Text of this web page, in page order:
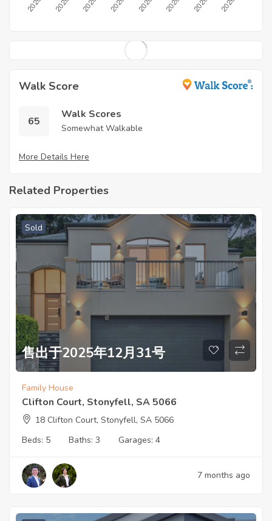
Walk Score
65
Walk Scores
Somewhat Walkable
More Details Here
Related Properties
Sold
售出于2025年12月31号
Family House
Clifton Court, Stonyfell, SA 5066
18 Clifton Court, Stonyfell, SA 5066
Beds: 5 Baths: 3 Garages: 4
7 months ago